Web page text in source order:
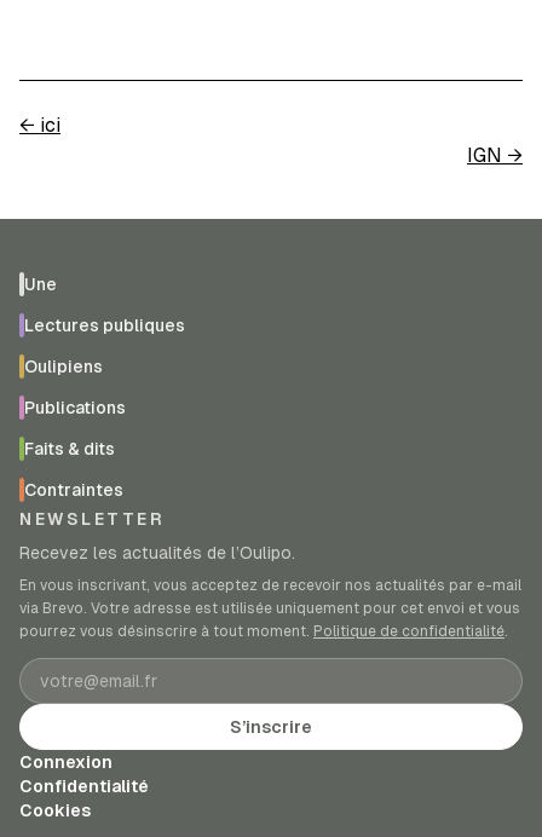
← ici
IGN →
Une
Lectures publiques
Oulipiens
Publications
Faits & dits
Contraintes
NEWSLETTER
Recevez les actualités de l’Oulipo.
En vous inscrivant, vous acceptez de recevoir nos actualités par e-mail
via Brevo. Votre adresse est utilisée uniquement pour cet envoi et vous
pourrez vous désinscrire à tout moment. Politique de confidentialité.
Adresse e-mail
S’inscrire
Connexion
Confidentialité
Cookies